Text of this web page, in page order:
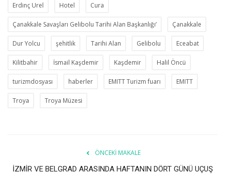
Erdinç Urel Hotel Cura
Çanakkale Savaşları Gelibolu Tarihi Alan Başkanlığı’ Çanakkale
Dur Yolcu şehitlik Tarihi Alan Gelibolu Eceabat
Kilitbahir İsmail Kaşdemir Kaşdemir Halil Öncü
turizmdosyası haberler EMITT Turizm fuarı EMITT
Troya Troya Müzesi
ÖNCEKI MAKALE
İZMİR VE BELGRAD ARASINDA HAFTANIN DÖRT GÜNÜ UÇUŞ